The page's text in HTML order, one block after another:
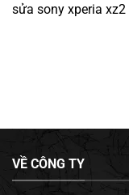
sửa sony xperia
VỀ CÔNG TY